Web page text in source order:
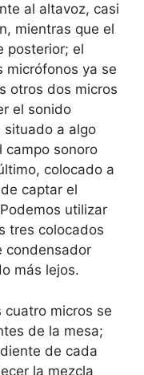
al altavoz, casi
mientras que el
posterior; el
micrófonos ya se
otros dos micros
el sonido
situado a algo
campo sonoro
colocado a
captar el
utilizar
tres colocados
condensador
más lejos.
micros se
de la mesa;
de cada
la mezcla